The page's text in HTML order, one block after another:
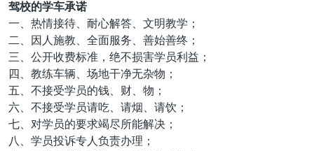
驾校的学车承诺
一、热情接待、耐心解答、文明教学；
二、因人施教、全面服务、善始善终；
三、公开收费标准，绝不损害学员利益；
四、教练车辆、场地干净无杂物；
五、不接受学员的钱、财、物；
六、不接受学员请吃、请烟、请饮；
七、对学员的要求竭尽所能解决；
八、学员投诉专人负责办理；